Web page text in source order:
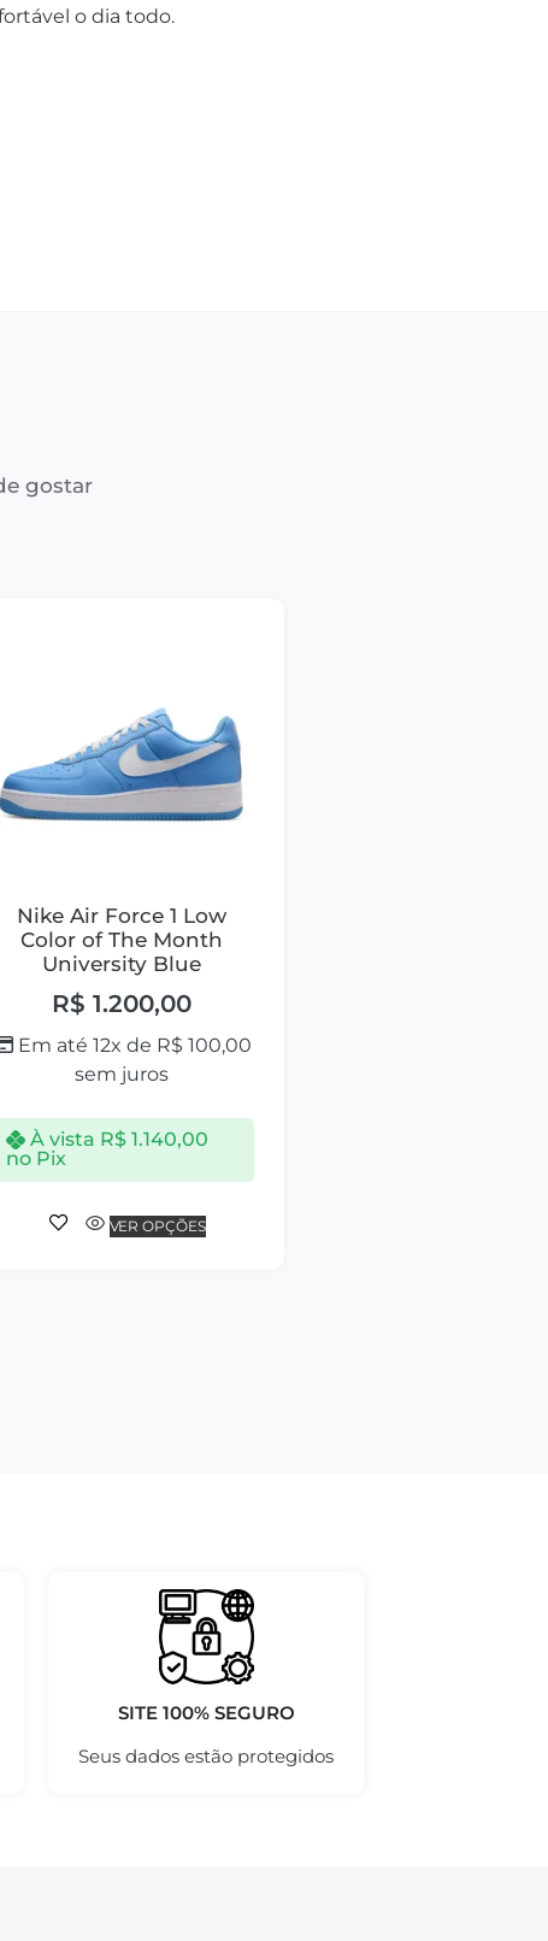
o dia todo.
gostar
Nike Air Force 1 Low
Color of The Month
University Blue
R$ 1.200,00
Em até 12x de R$ 100,00
sem juros
À vista R$1.140,00
no Pix
VER OPÇÕES
SITE 100% SEGURO
Seus dados estão protegidos